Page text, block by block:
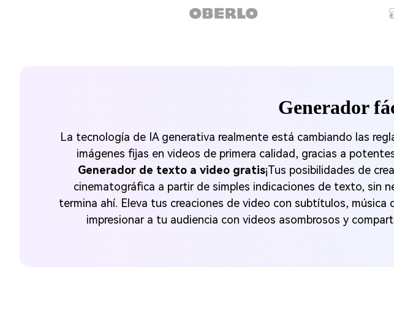
Generador
La tecnología de IA generativa realmente está cambiando las
imágenes fijas en videos de primera calidad, gracias a
Generador de texto a video gratis¡Tus posibilidades de
cinematográfica a partir de simples indicaciones de texto, sin
termina ahí. Eleva tus creaciones de video con subtítulos,
impresionar a tu audiencia con videos asombrosos y